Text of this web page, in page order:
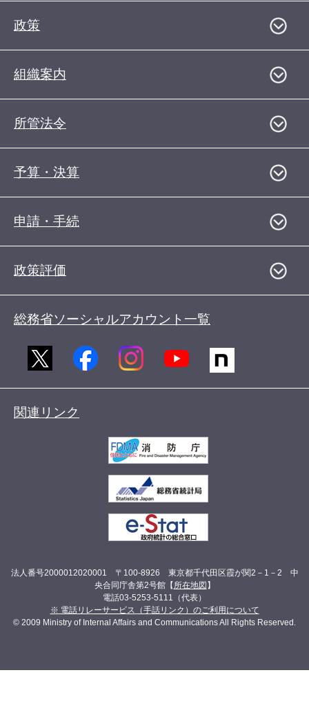
政策
組織案内
所管法令
予算・決算
申請・手続
政策評価
総務省ソーシャルアカウント一覧
関連リンク
法人番号2000012020001 〒100-8926 東京都千代田区霞が関2－1－2 中
央合同庁舎第2号館【 所在地図 】
電話03-5253-5111（代表）
※ 電話リレーサービス（手話リンク）のご利用について
© 2009 Ministry of Internal Affairs and Communications All Rights Reserved.